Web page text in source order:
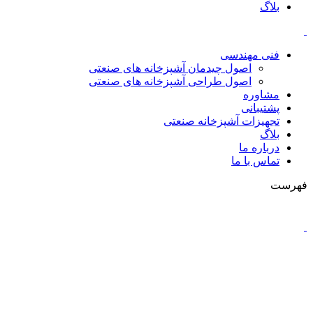
بلاگ
فنی مهندسی
اصول چیدمان آشپزخانه های صنعتی
اصول طراحی آشپزخانه های صنعتی
مشاوره
پشتیبانی
تجهیزات آشپزخانه صنعتی
بلاگ
درباره ما
تماس با ما
فهرست